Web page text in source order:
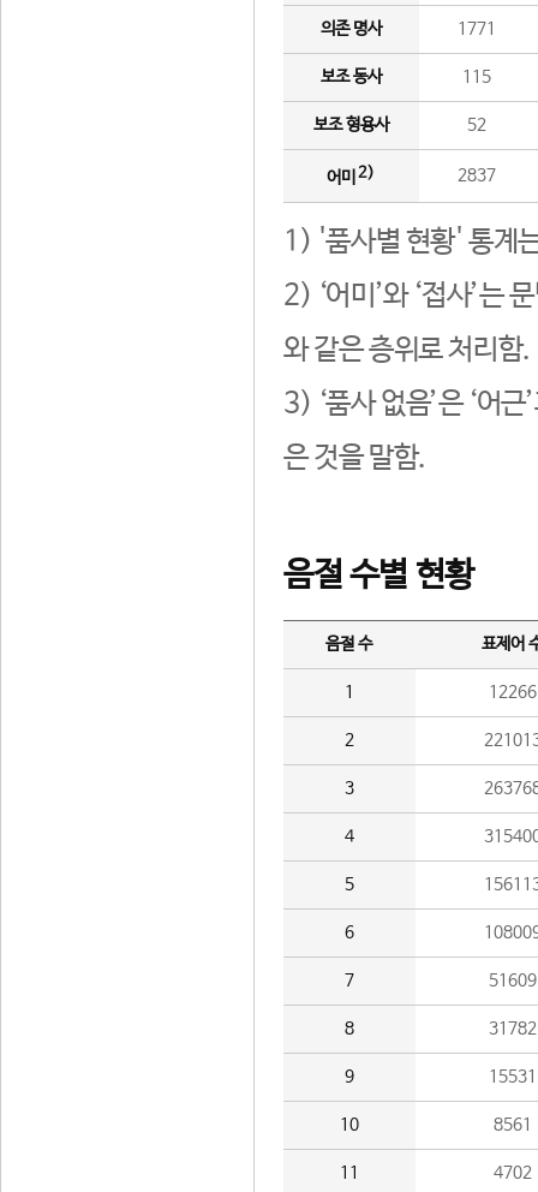
의존 명사 1771
보조 동사 115
보조 형용사 52
어미 2) 2837
1) '품사별 현황' 통계
2) ‘어미’와 ‘접사’는
와 같은 층위로 처리함.
3) ‘품사 없음’은 ‘어
은 것을 말함.
음절 수별 현황
음절 수 표제어
1 12266
2
3
4
5
6
7 51609
8 31782
9 15531
10 8561
11 4702